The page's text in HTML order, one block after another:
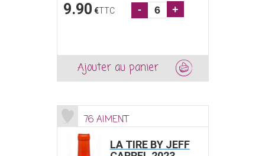
9.90 €TTC - +
Ajouter au panier
76 AIMENT
LA TIRE BY JEFF